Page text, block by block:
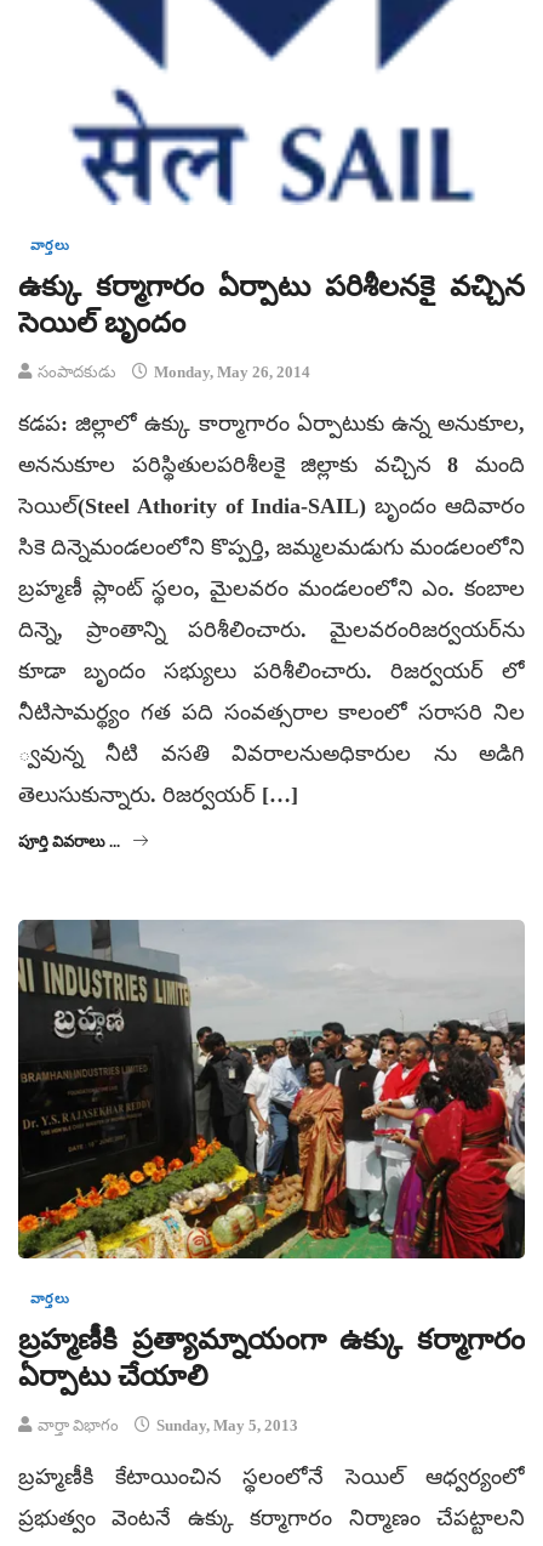
వార్తలు
ఉక్కు కర్మాగారం ఏర్పాటు పరిశీలనకై వచ్చిన
సెయిల్‌ బృందం
సంపాదకుడు Monday, May 26, 2014
కడప: జిల్లాలో ఉక్కు కార్మాగారం ఏర్పాటుకు ఉన్న అనుకూల,
అననుకూల పరిస్థితులపరిశీలకై జిల్లాకు వచ్చిన 8 మంది
సెయిల్‌(Steel Athority of India-SAIL) బృందం ఆదివారం
సికె దిన్నెమండలంలోని కొప్పర్తి, జమ్మలమడుగు మండలంలోని
బ్రహ్మణీ ప్లాంట్‌ స్థలం, మైలవరం మండలంలోని ఎం. కంబాల
దిన్నె, ప్రాంతాన్ని పరిశీలించారు. మైలవరంరిజర్వయర్‌ను
కూడా బృందం సభ్యులు పరిశీలించారు. రిజర్వయర్‌ లో
నీటిసామర్థ్యం గత పది సంవత్సరాల కాలంలో సరాసరి నిల
్వవున్న నీటి వసతి వివరాలనుఅధికారుల ను అడిగి
తెలుసుకున్నారు. రిజర్వయర్‌ […]
పూర్తి వివరాలు ...
వార్తలు
బ్రహ్మణీకి ప్రత్యామ్నాయంగా ఉక్కు కర్మాగారం
ఏర్పాటు చేయాలి
వార్తా విభాగం Sunday, May 5, 2013
బ్రహ్మణీకి కేటాయించిన స్థలంలోనే సెయిల్ ఆధ్వర్యంలో
ప్రభుత్వం వెంటనే ఉక్కు కర్మాగారం నిర్మాణం చేపట్టాలని